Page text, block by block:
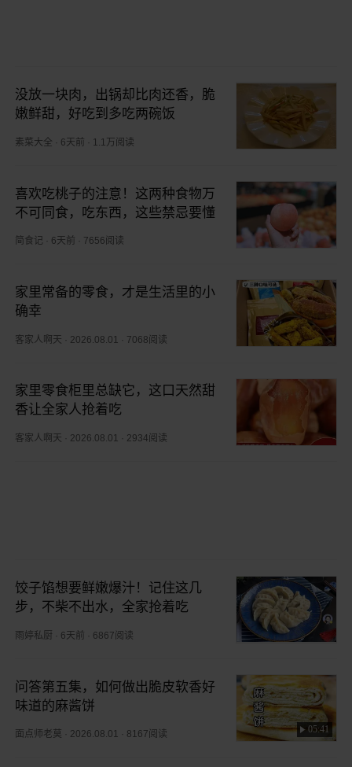
没放一块肉，出锅却比肉还香，脆
嫩鲜甜，好吃到多吃两碗饭
素菜大全 6天前 1.1万阅读
喜欢吃桃子的注意！这两种食物万
不可同食，吃东西，这些禁忌要懂
简食记 6天前 7656阅读
家里常备的零食，才是生活里的小
确幸
客家人啊天 2026.08.01 7068阅读
家里零食柜里总缺它，这口天然甜
香让全家人抢着吃
客家人啊天 2026.08.01 2934阅读
饺子馅想要鲜嫩爆汁！记住这几
步，不柴不出水，全家抢着吃
雨婷私厨 6天前 6867阅读
问答第五集，如何做出脆皮软香好
味道的麻酱饼
05:41
面点师老莫 2026.08.01 8167阅读